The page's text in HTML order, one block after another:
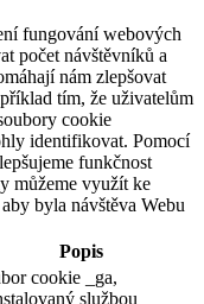
fungování webových
počet návštěvníků a
nám zlepšovat
tím, že uživatelům
cookie
identifikovat. Pomocí
funkčnost
můžeme využít ke
byla návštěva Webu
Popis
cookie _ga,
službou